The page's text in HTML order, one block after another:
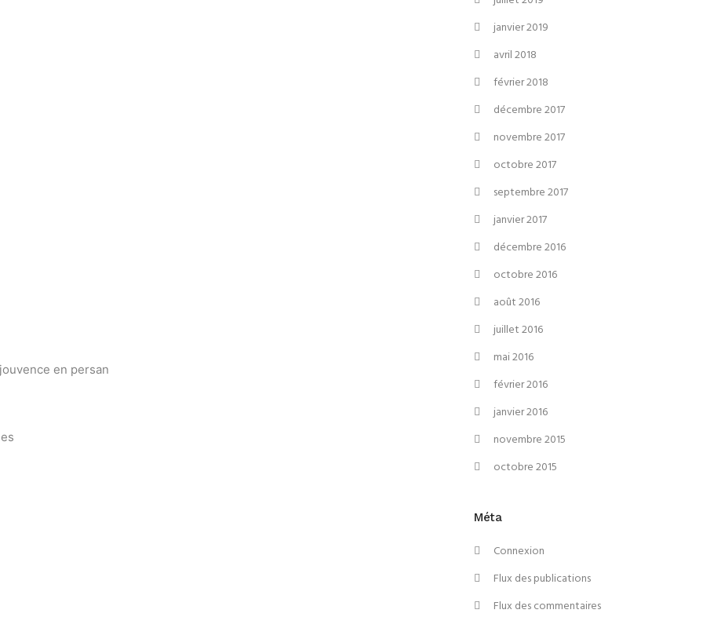
en persan
janvier 2019
avril 2018
février 2018
décembre 2017
novembre 2017
octobre 2017
septembre 2017
janvier 2017
décembre 2016
octobre 2016
août 2016
juillet 2016
mai 2016
février 2016
janvier 2016
novembre 2015
octobre 2015
Méta
Connexion
Flux des publications
Flux des commentaires